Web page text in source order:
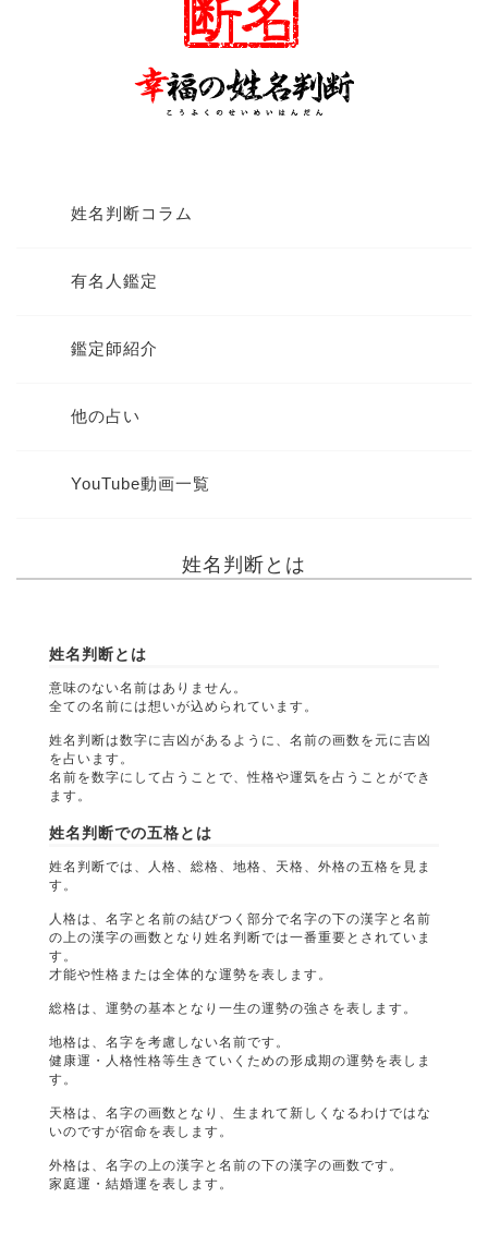
姓名判断コラム
有名人鑑定
鑑定師紹介
他の占い
YouTube動画一覧
姓名判断とは
姓名判断とは
意味のない名前はありません。
全ての名前には想いが込められています。
姓名判断は数字に吉凶があるように、名前の画数を元に吉凶
を占います。
名前を数字にして占うことで、性格や運気を占うことができ
ます。
姓名判断での五格とは
姓名判断では、人格、総格、地格、天格、外格の五格を見ま
す。
人格は、名字と名前の結びつく部分で名字の下の漢字と名前
の上の漢字の画数となり姓名判断では一番重要とされていま
す。
才能や性格または全体的な運勢を表します。
総格は、運勢の基本となり一生の運勢の強さを表します。
地格は、名字を考慮しない名前です。
健康運・人格性格等生きていくための形成期の運勢を表しま
す。
天格は、名字の画数となり、生まれて新しくなるわけではな
いのですが宿命を表します。
外格は、名字の上の漢字と名前の下の漢字の画数です。
家庭運・結婚運を表します。